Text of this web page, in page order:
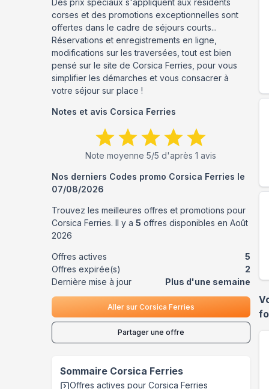
Des prix spéciaux s'appliquent aux résidents
corses et des promotions exceptionnelles sont
offertes dans le cadre de séjours courts...
Réservations et enregistrements en ligne,
modifications sur les traversées, tout est bien
pensé sur le site de Corsica Ferries, pour vous
simplifier les démarches et vous consacrer à
votre séjour sur place !
Notes et avis Corsica Ferries
Note moyenne5/5 d'après1 avis
Nos derniers Codes promo Corsica Ferries le
07/08/2026
Trouvez les meilleures offres et promotions pour
Corsica Ferries. Il y a 5 offres disponibles en Août
2026
Offres actives
5
Offres expirée(s)
2
Dernière mise à jour
Plus d'une semaine
Aller sur Corsica Ferries
Partager une offre
Sommaire Corsica Ferries
Offres actives pour Corsica Ferries